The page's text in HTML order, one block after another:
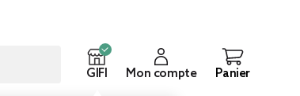
GIFI Mon compte Panier